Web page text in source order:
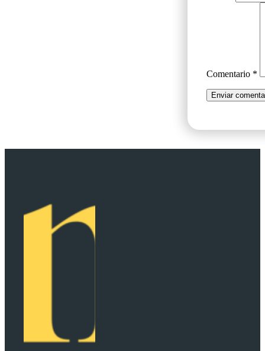
Comentario *